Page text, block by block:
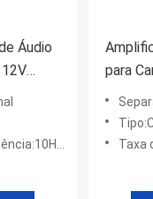
Áudio
~ 20000Hz
para
Taxa